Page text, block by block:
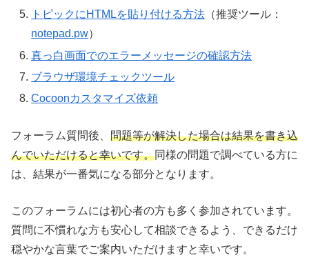
トピックにHTMLを貼り付ける方法 （推奨ツール：
notepad.pw）
真っ白画面でのエラーメッセージの確認方法
ブラウザ環境チェックツール
Cocoonカスタマイズ依頼
フォーラム質問後、 問題等が解決した場合は結果を書き込
んでいただけると幸いです。同様の問題で調べている方に
は、結果が一番気になる部分となります。
このフォーラムには初心者の方も多く参加されています。
質問に不慣れな方も安心して相談できるよう、できるだけ
穏やかな言葉でご案内いただけますと幸いです。